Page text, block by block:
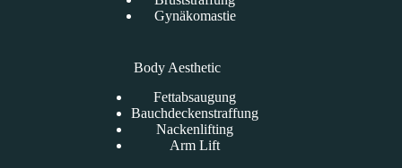
Gynäkomastie
Body Aesthetic
Fettabsaugung
Bauchdeckenstraffung
Nackenlifting
Arm Lift